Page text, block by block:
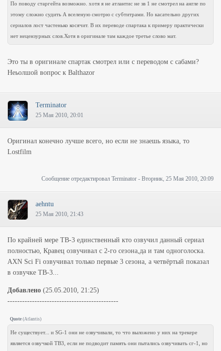
По поводу старгейта возможно. хотя я не атлантис не зв 1 не смотрел на англе по
этому сложно судить А вселеную смотрю с субтитрами. Но касательно других
сериалов лост частенько косячит. В их переводе спартака к примеру практически
нет нецензурных слов.Хотя в оригинале там каждое третье слово мат.
Это ты в оригинале спартак смотрел или с переводом с сабами?
Неьолшой вопрос к Balthazor
Terminator
25 Мая 2010, 20:01
Оригинал конечно лучше всего, но если не знаешь языка, то
Lostfilm
Сообщение отредактировал Terminator - Вторник, 25 Мая 2010, 20:09
aehntu
25 Мая 2010, 21:43
По крайней мере ТВ-3 единственный кто озвучил данный сериал
полностью, Кравец озвучивал с 2-го сезона,да и там одноголоска.
AXN Sci Fi озвучивал только первые 3 сезона, а четвёртый показал
в озвучке ТВ-3...
Добавлено (25.05.2010, 21:25)
---------------------------------------------
Quote (Atlantis)
Не существует... и SG-1 они не озвучивали, то что выложено у них на трекере
является озвучкой ТВ3, если не подводит память они пытались озвучивать сг-1, но